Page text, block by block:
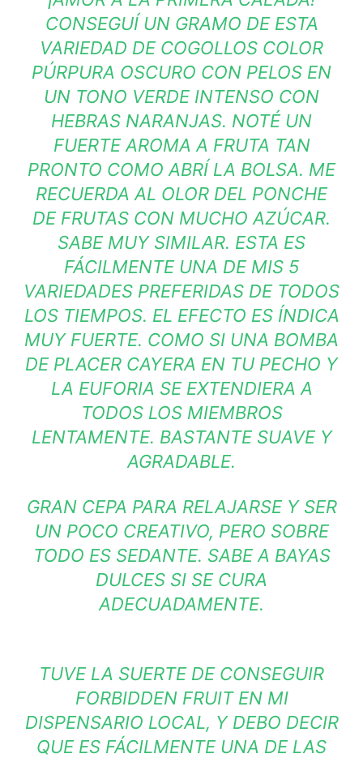
CONSEGUÍ UN GRAMO DE ESTA
VARIEDAD DE COGOLLOS COLOR
PÚRPURA OSCURO CON PELOS EN
UN TONO VERDE INTENSO CON
HEBRAS NARANJAS. NOTÉ UN
FUERTE AROMA A FRUTA TAN
PRONTO COMO ABRÍ LA BOLSA. ME
RECUERDA AL OLOR DEL PONCHE
DE FRUTAS CON MUCHO AZÚCAR.
SABE MUY SIMILAR. ESTA ES
FÁCILMENTE UNA DE MIS 5
VARIEDADES PREFERIDAS DE TODOS
LOS TIEMPOS. EL EFECTO ES ÍNDICA
MUY FUERTE. COMO SI UNA BOMBA
DE PLACER CAYERA EN TU PECHO Y
LA EUFORIA SE EXTENDIERA A
TODOS LOS MIEMBROS
LENTAMENTE. BASTANTE SUAVE Y
AGRADABLE.
GRAN CEPA PARA RELAJARSE Y SER
UN POCO CREATIVO, PERO SOBRE
TODO ES SEDANTE. SABE A BAYAS
DULCES SI SE CURA
ADECUADAMENTE.
TUVE LA SUERTE DE CONSEGUIR
FORBIDDEN FRUIT EN MI
DISPENSARIO LOCAL, Y DEBO DECIR
QUE ES FÁCILMENTE UNA DE LAS